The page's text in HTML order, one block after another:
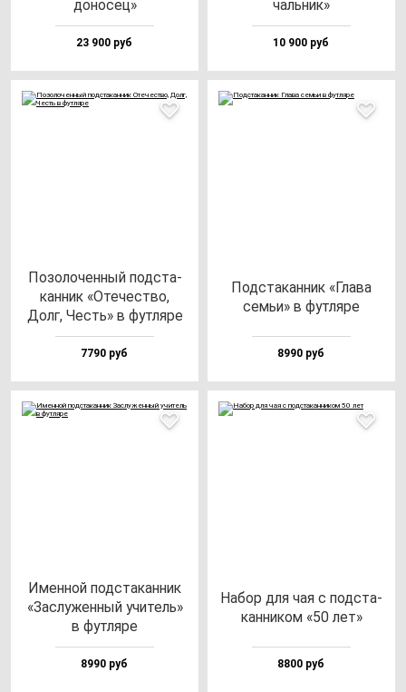
до­но­сец»
23 900 руб
чаль­ник»
10 900 руб
Позо­ло­чен­ный под­ста­
кан­ник «Оте­чес­тво,
Долг, Честь» в фут­ля­ре
7790 руб
Под­ста­кан­ник «Гла­ва
семьи» в фут­ля­ре
8990 руб
Имен­ной под­ста­кан­ник
«Зас­лу­жен­ный учи­тель»
в фут­ля­ре
8990 руб
Набор для чая с под­ста­
кан­ни­ком «50 лет»
8800 руб